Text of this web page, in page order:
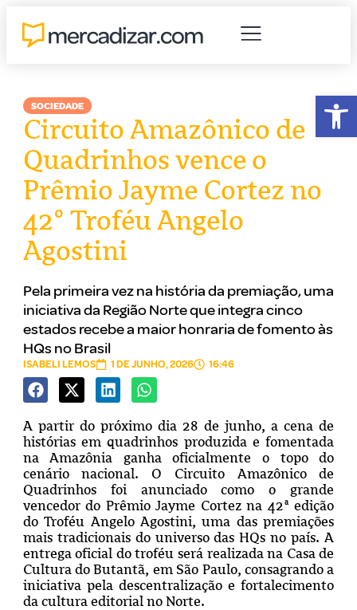
SOCIEDADE
Circuito Amazônico de
Quadrinhos vence o
Prêmio Jayme Cortez no
42º Troféu Angelo
Agostini
Pela primeira vez na história da premiação, uma
iniciativa da Região Norte que integra cinco
estados recebe a maior honraria de fomento às
HQs no Brasil
ISABELI LEMOS 1 DE JUNHO, 2026 16:46
A partir do próximo dia 28 de junho, a cena de
histórias em quadrinhos produzida e fomentada
na Amazônia ganha oficialmente o topo do
cenário nacional. O Circuito Amazônico de
Quadrinhos foi anunciado como o grande
vencedor do Prêmio Jayme Cortez na 42ª edição
do Troféu Angelo Agostini, uma das premiações
mais tradicionais do universo das HQs no país. A
entrega oficial do troféu será realizada na Casa de
Cultura do Butantã, em São Paulo, consagrando a
iniciativa pela descentralização e fortalecimento
da cultura editorial no Norte.